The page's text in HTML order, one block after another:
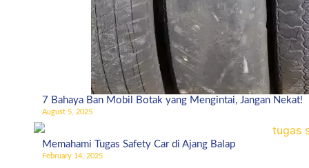
7 Bahaya Ban Mobil Botak yang Mengintai, Jangan Nekat!
August 5, 2025
Memahami Tugas Safety Car di Ajang Balap
February 14, 2025